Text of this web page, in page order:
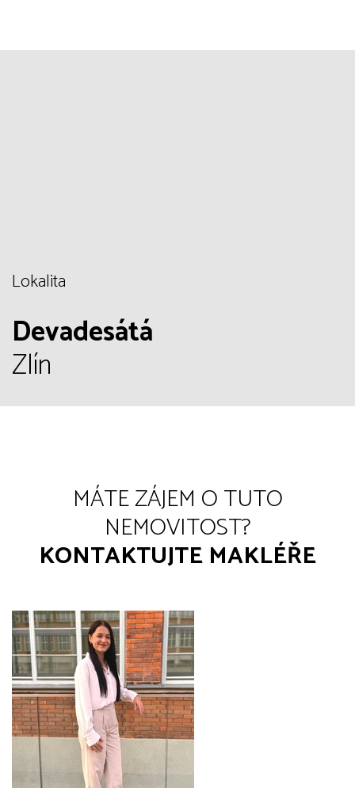
Lokalita
Devadesátá
Zlín
MÁTE ZÁJEM O TUTO
NEMOVITOST?
KONTAKTUJTE MAKLÉŘE